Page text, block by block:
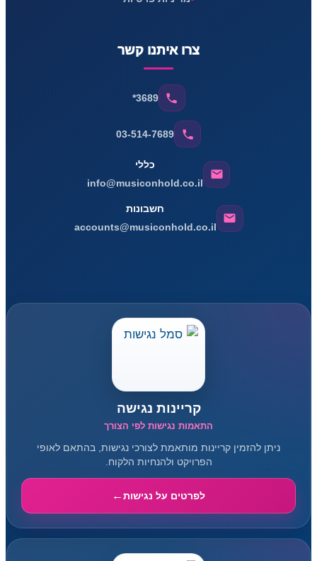
צרו איתנו קשר
*3689
03-514-7689
כללי
info@musiconhold.co.il
חשבונות
accounts@musiconhold.co.il
קריינות נגישה
התאמות נגישות לפי הצורך
ניתן להזמין קריינות מותאמת לצורכי נגישות, בהתאם לאופי
הפרויקט ולהנחיות הלקוח.
לפרטים על נגישות